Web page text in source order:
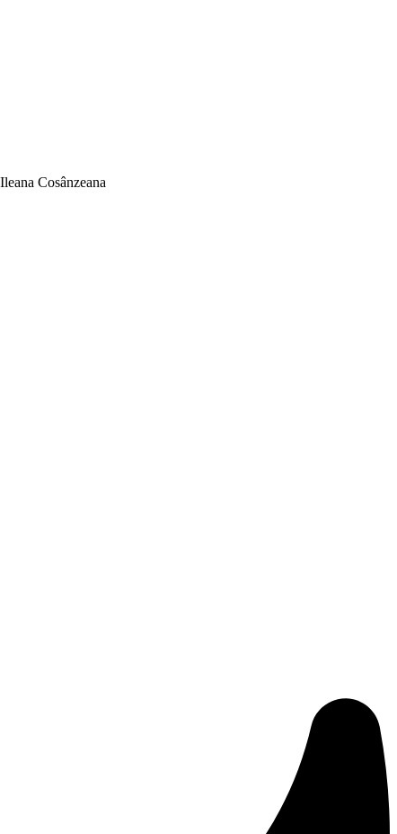
Cosânzeana